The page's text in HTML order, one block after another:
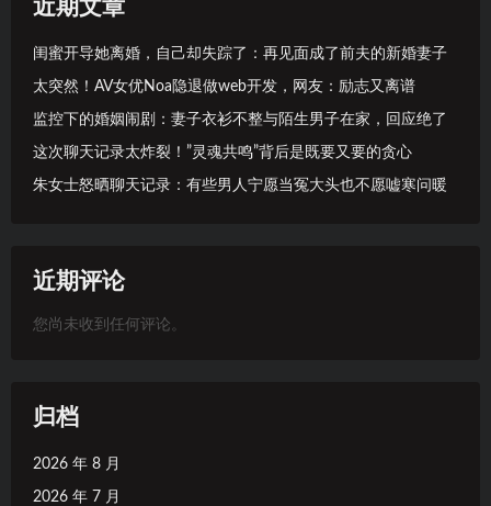
近期文章
闺蜜开导她离婚，自己却失踪了：再见面成了前夫的新婚妻子
太突然！AV女优Noa隐退做web开发，网友：励志又离谱
监控下的婚姻闹剧：妻子衣衫不整与陌生男子在家，回应绝了
这次聊天记录太炸裂！”灵魂共鸣”背后是既要又要的贪心
朱女士怒晒聊天记录：有些男人宁愿当冤大头也不愿嘘寒问暖
近期评论
您尚未收到任何评论。
归档
2026 年 8 月
2026 年 7 月